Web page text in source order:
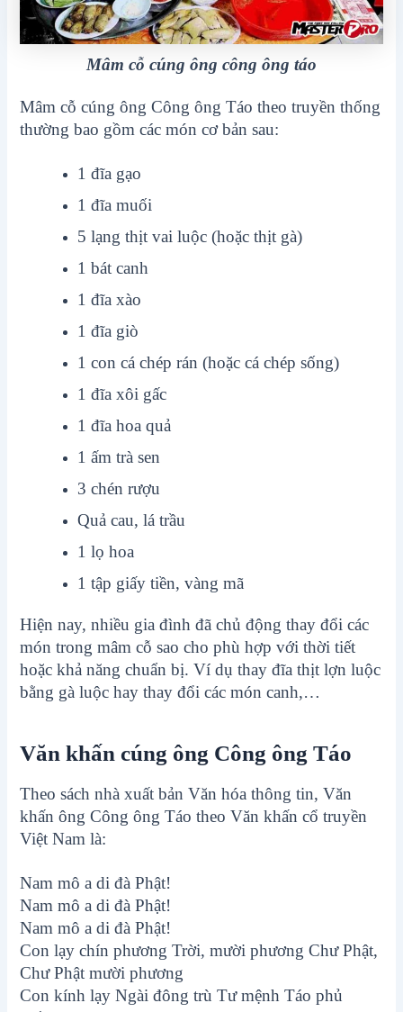
Mâm cỗ cúng ông công ông táo
Mâm cỗ cúng ông Công ông Táo theo truyền thống
thường bao gồm các món cơ bản sau:
1 đĩa gạo
1 đĩa muối
5 lạng thịt vai luộc (hoặc thịt gà)
1 bát canh
1 đĩa xào
1 đĩa giò
1 con cá chép rán (hoặc cá chép sống)
1 đĩa xôi gấc
1 đĩa hoa quả
1 ấm trà sen
3 chén rượu
Quả cau, lá trầu
1 lọ hoa
1 tập giấy tiền, vàng mã
Hiện nay, nhiều gia đình đã chủ động thay đổi các
món trong mâm cỗ sao cho phù hợp với thời tiết
hoặc khả năng chuẩn bị. Ví dụ thay đĩa thịt lợn luộc
bằng gà luộc hay thay đổi các món canh,…
Văn khấn cúng ông Công ông Táo
Theo sách nhà xuất bản Văn hóa thông tin, Văn
khấn ông Công ông Táo theo Văn khấn cổ truyền
Việt Nam là:
Nam mô a di đà Phật!
Nam mô a di đà Phật!
Nam mô a di đà Phật!
Con lạy chín phương Trời, mười phương Chư Phật,
Chư Phật mười phương
Con kính lạy Ngài đông trù Tư mệnh Táo phủ